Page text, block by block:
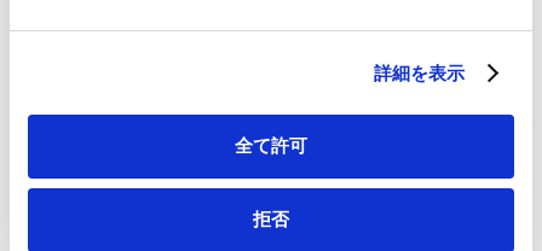
HubSpot プライバシーポリシー（外部サイト）
詳細を表示
全て許可
拒否
VIEW ALL
PUBLICATIONS